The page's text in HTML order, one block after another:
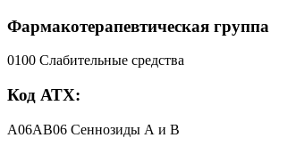
Фармакотерапевтическая группа
0100 Слабительные средства
Код АТХ:
A06AB06 Сеннозиды А и В